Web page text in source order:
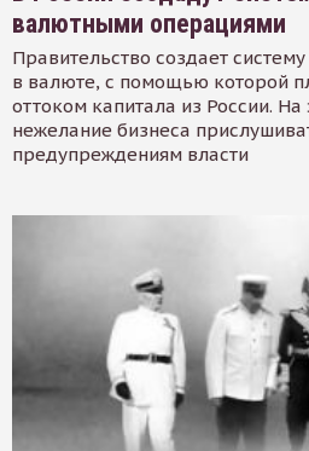
валютными операциями
Правительство создает
в валюте, с помощью которой
оттоком капитала из России. На
нежелание бизнеса
предупреждениям власти